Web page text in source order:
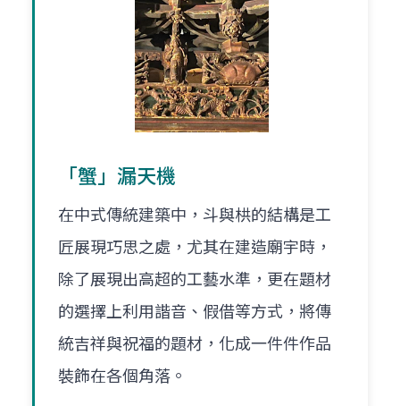
「蟹」漏天機
在中式傳統建築中，斗與栱的結構是工
匠展現巧思之處，尤其在建造廟宇時，
除了展現出高超的工藝水準，更在題材
的選擇上利用諧音、假借等方式，將傳
統吉祥與祝福的題材，化成一件件作品
裝飾在各個角落。